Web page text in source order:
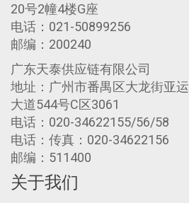
20号2幢4楼G座
电话：021-50899256
邮编：200240
广东天泰供应链有限公司
地址：广州市番禺区大龙街亚运
大道544号C区3061
电话：020-34622155/56/58
电话：传真：020-34622156
邮编：511400
关于我们